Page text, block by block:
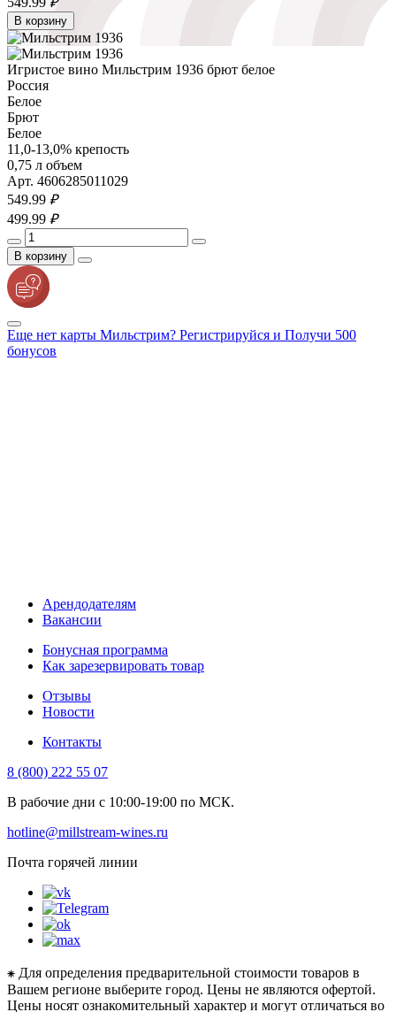
В корзину
Игристое вино Мильстрим 1936 брют белое
Россия
Белое
Брют
Белое
11,0-13,0% крепость
0,75 л объем
Арт. 4606285011029
549.99 ₽
499.99 ₽
В корзину
Еще нет карты Мильстрим? Регистрируйся и Получи 500
бонусов
Арендодателям
Вакансии
Бонусная программа
Как зарезервировать товар
Отзывы
Новости
Контакты
8 (800) 222 55 07
В рабочие дни с 10:00-19:00 по МСК.
hotline@millstream-wines.ru
Почта горячей линии
⁕ Для определения предварительной стоимости товаров в
Вашем регионе выберите город. Цены не являются офертой.
Цены носят ознакомительный характер и могут отличаться во